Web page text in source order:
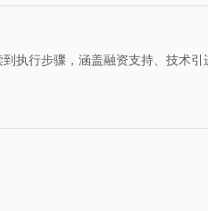
执行步骤，涵盖融资支持、技术